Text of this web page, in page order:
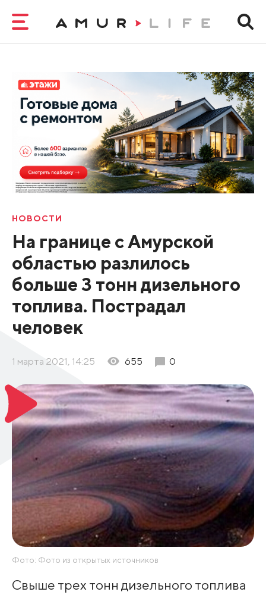
НОВОСТИ
На границе с Амурской
областью разлилось
больше 3 тонн дизельного
топлива. Пострадал
человек
1 марта 2021, 14:25 655 0
Фото: Фото из открытых источников
Свыше трех тонн дизельного топлива